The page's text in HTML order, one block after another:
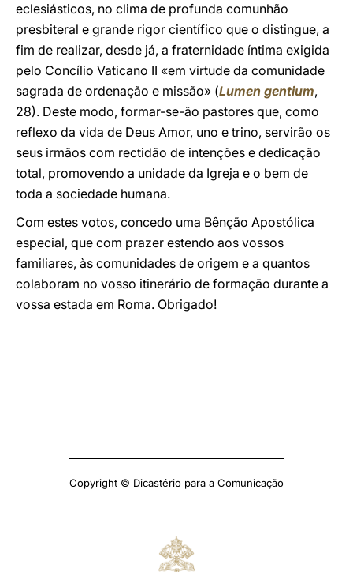
eclesiásticos, no clima de profunda comunhão
presbiteral e grande rigor científico que o distingue, a
fim de realizar, desde já, a fraternidade íntima exigida
pelo Concílio Vaticano II «em virtude da comunidade
sagrada de ordenação e missão» (Lumen gentium,
28). Deste modo, formar-se-ão pastores que, como
reflexo da vida de Deus Amor, uno e trino, servirão os
seus irmãos com rectidão de intenções e dedicação
total, promovendo a unidade da Igreja e o bem de
toda a sociedade humana.
Com estes votos, concedo uma Bênção Apostólica
especial, que com prazer estendo aos vossos
familiares, às comunidades de origem e a quantos
colaboram no vosso itinerário de formação durante a
vossa estada em Roma. Obrigado!
Copyright © Dicastério para a Comunicação